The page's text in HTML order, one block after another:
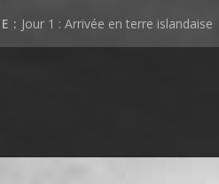
: Jour 1 : Arrivée en terre islandaise